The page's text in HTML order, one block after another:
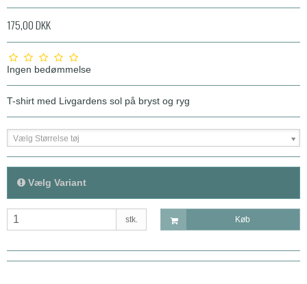
175,00 DKK
Ingen bedømmelse
T-shirt med Livgardens sol på bryst og ryg
Vælg Størrelse tøj
Vælg Variant
stk. Køb